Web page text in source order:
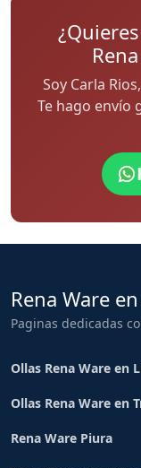
Soy Carla
Te hago envío
Rena Ware
Paginas dedicadas
Ollas Rena Ware en
Ollas Rena Ware en
Rena Ware Piura